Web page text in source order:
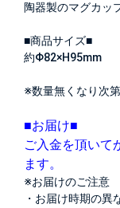
陶器製のマグカッ
■商品サイズ■
約Φ82×H95mm
※数量無くなり次
■お届け■
ご入金を頂いて
ます。
※お届けのご注意
・お届け時期の異